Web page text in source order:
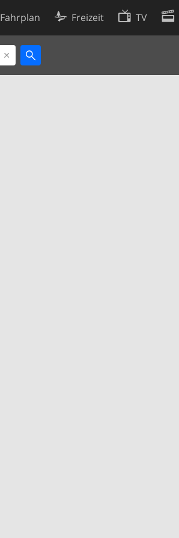
Fahrplan Freizeit TV
Cookie-Richtlinie
Cookie-Einstellungen